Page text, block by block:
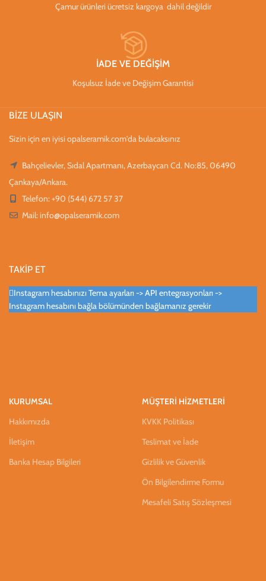
Çamur ürünleri ücretsiz kargoya dahil değildir
İADE VE DEĞİŞİM
Koşulsuz İade ve Değişim Garantisi
BİZE ULAŞIN
Sizin için en iyisi opalseramik.com'da bulacaksınız
Bahçelievler, Sıdal Apartmanı, Azerbaycan Cd. No:85, 06490
Çankaya/Ankara.
Telefon: +90 (544) 672 57 37
Mail: info@opalseramik.com
TAKİP ET
Instagram hesabınızı Tema ayarları -> API entegrasyonları ->
Instagram hesabını bağla bölümünden bağlamanız gerekir
KURUMSAL
Hakkımızda
İletişim
Banka Hesap Bilgileri
MÜŞTERİ HİZMETLERİ
KVKK Politikası
Teslimat ve İade
Gizlilik ve Güvenlik
Ön Bilgilendirme Formu
Mesafeli Satış Sözleşmesi